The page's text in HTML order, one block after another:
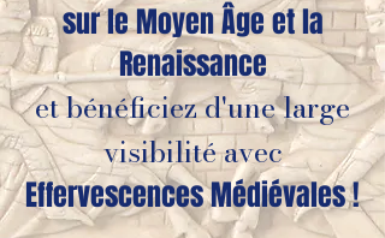
sur le Moyen Âge et la
Renaissance
et bénéficiez d'une large
visibilité avec
Effervescences Médiévales !